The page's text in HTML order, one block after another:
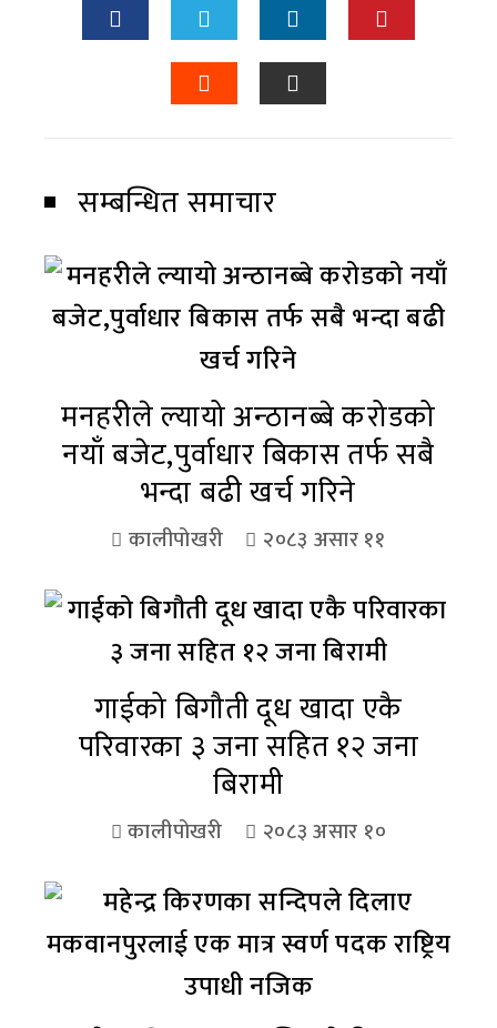
सम्बन्धित समाचार
मनहरीले ल्यायो अन्ठानब्बे करोडको
नयाँ बजेट,पुर्वाधार बिकास तर्फ सबै
भन्दा बढी खर्च गरिने
कालीपोखरी २०८३ असार ११
गाईको बिगौती दूध खादा एकै
परिवारका ३ जना सहित १२ जना
बिरामी
कालीपोखरी २०८३ असार १०